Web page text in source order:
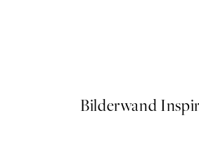
Bilderwand